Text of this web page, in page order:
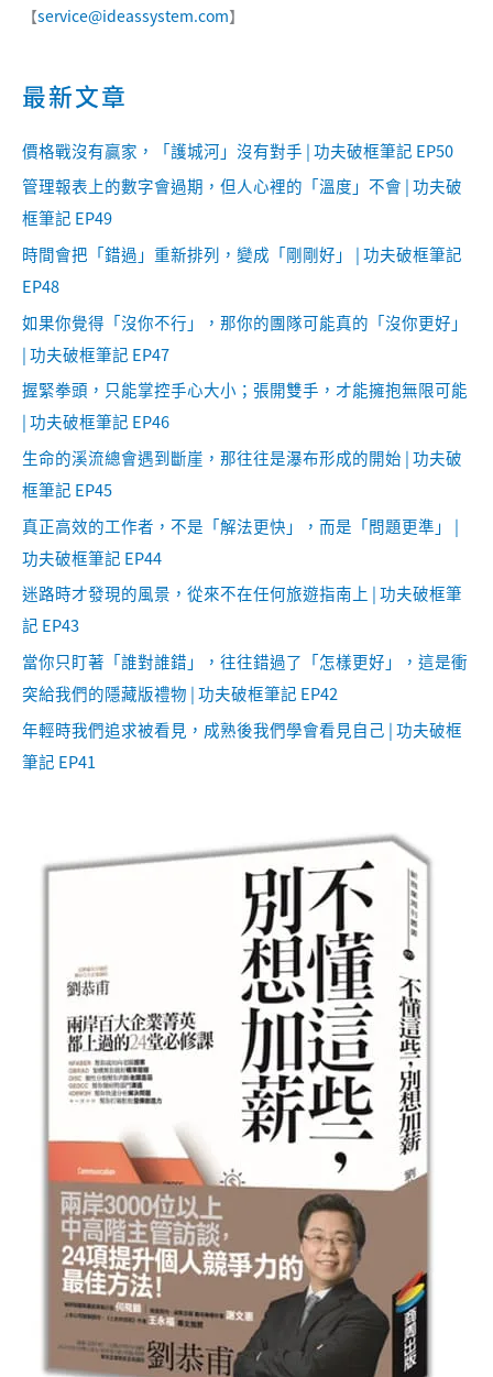
【service@ideassystem.com】
最新文章
價格戰沒有贏家，「護城河」沒有對手 | 功夫破框筆記 EP50
管理報表上的數字會過期，但人心裡的「溫度」不會 | 功夫破
框筆記 EP49
時間會把「錯過」重新排列，變成「剛剛好」 | 功夫破框筆記
EP48
如果你覺得「沒你不行」，那你的團隊可能真的「沒你更好」
| 功夫破框筆記 EP47
握緊拳頭，只能掌控手心大小；張開雙手，才能擁抱無限可能
| 功夫破框筆記 EP46
生命的溪流總會遇到斷崖，那往往是瀑布形成的開始 | 功夫破
框筆記 EP45
真正高效的工作者，不是「解法更快」，而是「問題更準」 |
功夫破框筆記 EP44
迷路時才發現的風景，從來不在任何旅遊指南上 | 功夫破框筆
記 EP43
當你只盯著「誰對誰錯」，往往錯過了「怎樣更好」，這是衝
突給我們的隱藏版禮物 | 功夫破框筆記 EP42
年輕時我們追求被看見，成熟後我們學會看見自己 | 功夫破框
筆記 EP41